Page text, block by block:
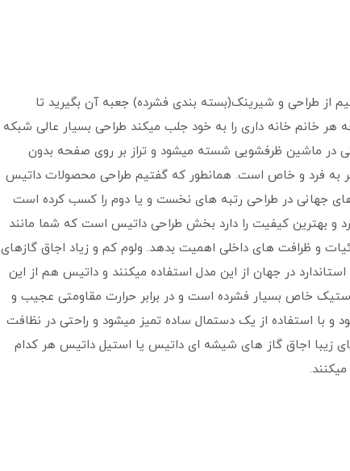
از طراحی و شیرینک(بسته بندی فشرده) جعبه آن بگیرید تا
خانم خانه داری را به خود جلب میکند طراحی بسیار عالی شبکه
در ماشین ظرفشویی شسته میشود و تراز بر روی صفحه بدون
به فرد و خاص است. همانطور که گفتیم طراحی محصولات داتیس
جهانی در طراحی رتبه های نخست و یا دوم را کسب کرده است
و بهترین کیفیت را دارد بخش طراحی داتیس است که شما مانند
و ظرافت های داخلی اهمیت بدهد. ولوم کم و زیاد اجاق گازهای
در جهان از این مدل استفاده میکنند و داتیس هم از این
خاص بسیار فشرده است و در برابر حرارت مقاومتی عجیب و
و با استفاده از یک دستمال ساده تمیز میشود و راحتی در نظافت
زیبا اجاق گاز های شیشه ای داتیس یا استیل داتیس هر کدام